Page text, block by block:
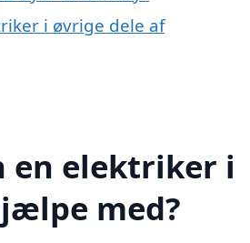
i øvrige dele af
en elektriker i
med?